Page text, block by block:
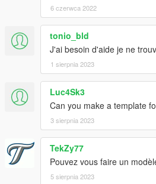
6 czerwca 2022
tonio_bld
J'ai besoin d'aide je ne
1 sierpnia 2023
Luc4Sk3
Can you make a template
3 sierpnia 2023
TekZy77
Pouvez vous faire un
5 sierpnia 2023